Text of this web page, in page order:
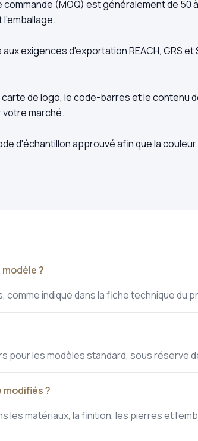
(MOQ) est généralement de 50
exigences d'exportation REACH, GRS
de logo, le code-barres et le contenu
votre marché.
d'échantillon approuvé afin que la
?
comme indiqué dans la fiche technique du
les modèles standard, sous réserve
?
matériaux, la finition, les pierres et